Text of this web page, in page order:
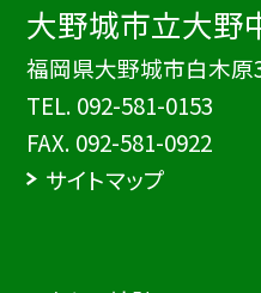
大野城市立大野
福岡県大野城市白木原
TEL. 092-581-0153
FAX. 092-581-0922
サイトマップ